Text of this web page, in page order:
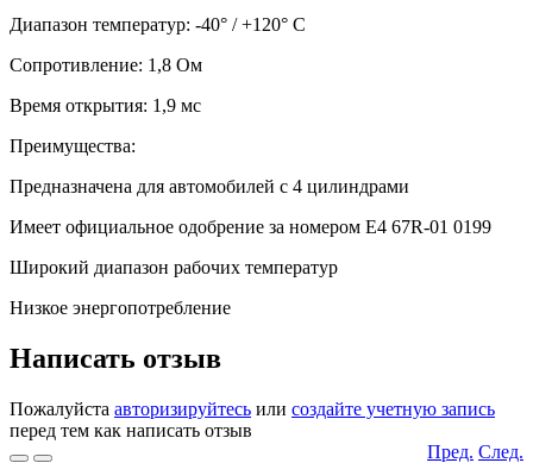
Диапазон температур: -40° / +120° C
Сопротивление: 1,8 Ом
Время открытия: 1,9 мс
Преимущества:
Предназначена для автомобилей с 4 цилиндрами
Имеет официальное одобрение за номером E4 67R-01 0199
Широкий диапазон рабочих температур
Низкое энергопотребление
Написать отзыв
Пожалуйста авторизируйтесь или создайте учетную запись
перед тем как написать отзыв
Пред. След.